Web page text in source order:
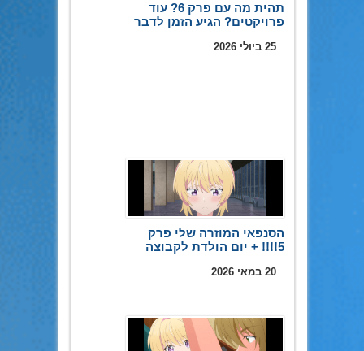
תהית מה עם פרק 6? עוד
פרויקטים? הגיע הזמן לדבר
25 ביולי 2026
הסנפאי המוזרה שלי פרק
5!!!! + יום הולדת לקבוצה
20 במאי 2026